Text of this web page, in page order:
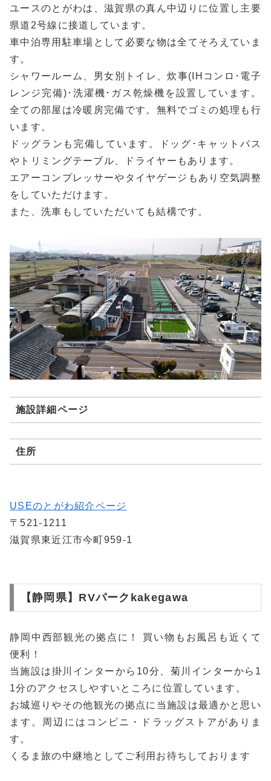
ユースのとがわは、滋賀県の真ん中辺りに位置し主要
県道2号線に接道しています。
車中泊専用駐車場として必要な物は全てそろえていま
す。
シャワールーム、男女別トイレ、炊事(IHコンロ･電子
レンジ完備)･洗濯機･ガス乾燥機を設置しています。
全ての部屋は冷暖房完備です。無料でゴミの処理も行
います。
ドッグランも完備しています。ドッグ･キャットバス
やトリミングテーブル、ドライヤーもあります。
エアーコンプレッサーやタイヤゲージもあり空気調整
をしていただけます。
また、洗車もしていただいても結構です。
施設詳細ページ
住所
USEのとがわ紹介ページ
〒521-1211
滋賀県東近江市今町959-1
【静岡県】RVパークkakegawa
静岡中西部観光の拠点に！ 買い物もお風呂も近くて
便利！
当施設は掛川インターから10分、菊川インターから1
1分のアクセスしやすいところに位置しています。
お城巡りやその他観光の拠点に当施設は最適かと思い
ます。周辺にはコンビニ・ドラッグストアがありま
す。
くるま旅の中継地としてご利用お待ちしております